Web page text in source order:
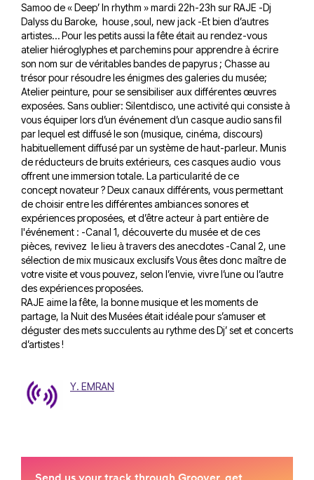
Samoo de « Deep’ In rhythm » mardi 22h-23h sur RAJE -Dj
Dalyss du Baroke, house ,soul, new jack -Et bien d’autres
artistes… Pour les petits aussi la fête était au rendez-vous
atelier hiéroglyphes et parchemins pour apprendre à écrire
son nom sur de véritables bandes de papyrus ; Chasse au
trésor pour résoudre les énigmes des galeries du musée;
Atelier peinture, pour se sensibiliser aux différentes œuvres
exposées. Sans oublier: Silentdisco, une activité qui consiste à
vous équiper lors d’un événement d’un casque audio sans fil
par lequel est diffusé le son (musique, cinéma, discours)
habituellement diffusé par un système de haut-parleur. Munis
de réducteurs de bruits extérieurs, ces casques audio vous
offrent une immersion totale. La particularité de ce
concept novateur ? Deux canaux différents, vous permettant
de choisir entre les différentes ambiances sonores et
expériences proposées, et d’être acteur à part entière de
l'événement : -Canal 1, découverte du musée et de ces
pièces, revivez le lieu à travers des anecdotes -Canal 2, une
sélection de mix musicaux exclusifs Vous êtes donc maître de
votre visite et vous pouvez, selon l’envie, vivre l’une ou l’autre
des expériences proposées.
RAJE aime la fête, la bonne musique et les moments de
partage, la Nuit des Musées était idéale pour s’amuser et
déguster des mets succulents au rythme des Dj’ set et concerts
d’artistes !
Y. EMRAN